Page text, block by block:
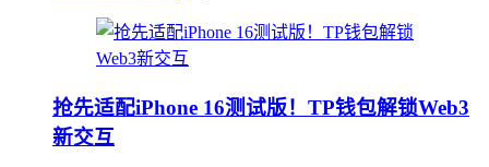
抢先适配iPhone 16测试版！TP钱包解锁Web3
新交互